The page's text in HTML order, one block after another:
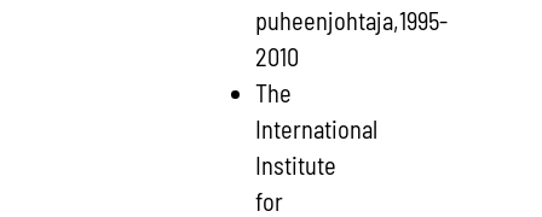
puheenjohtaja,1995-
2010
The
International
Institute
for